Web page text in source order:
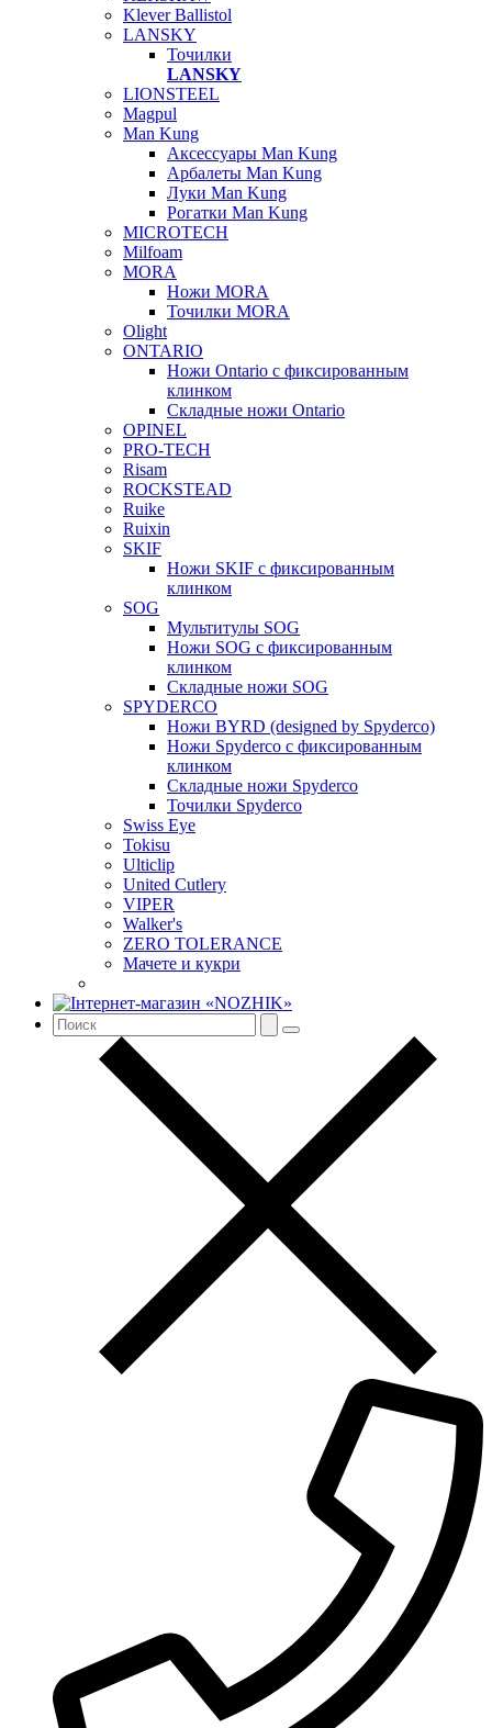
Klever Ballistol
LANSKY
Точилки
LANSKY
LIONSTEEL
Magpul
Man Kung
Аксессуары Man Kung
Арбалеты Man Kung
Луки Man Kung
Рогатки Man Kung
MICROTECH
Milfoam
MORA
Ножи MORA
Точилки MORA
Olight
ONTARIO
Ножи Ontario c фиксированным
клинком
Складные ножи Ontario
OPINEL
PRO-TECH
Risam
ROCKSTEAD
Ruike
Ruixin
SKIF
Ножи SKIF с фиксированным
клинком
SOG
Мультитулы SOG
Ножи SOG с фиксированным
клинком
Складные ножи SOG
SPYDERCO
Ножи BYRD (designed by Spyderco)
Ножи Spyderco c фиксированным
клинком
Складные ножи Spyderco
Точилки Spyderco
Swiss Eye
Tokisu
Ulticlip
United Cutlery
VIPER
Walker's
ZERO TOLERANCE
Мачете и кукри